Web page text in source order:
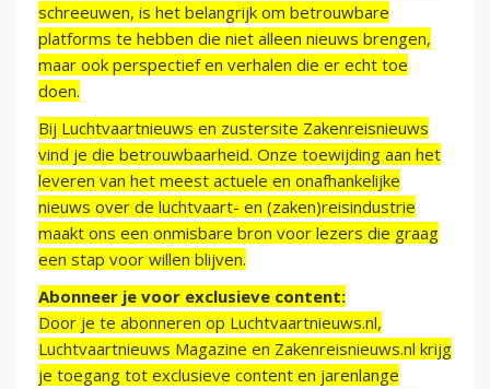
schreeuwen, is het belangrijk om betrouwbare
platforms te hebben die niet alleen nieuws brengen,
maar ook perspectief en verhalen die er echt toe
doen.
Bij Luchtvaartnieuws en zustersite Zakenreisnieuws
vind je die betrouwbaarheid. Onze toewijding aan het
leveren van het meest actuele en onafhankelijke
nieuws over de luchtvaart- en (zaken)reisindustrie
maakt ons een onmisbare bron voor lezers die graag
een stap voor willen blijven.
Abonneer je voor exclusieve content:
Door je te abonneren op Luchtvaartnieuws.nl,
Luchtvaartnieuws Magazine en Zakenreisnieuws.nl krijg
je toegang tot exclusieve content en jarenlange